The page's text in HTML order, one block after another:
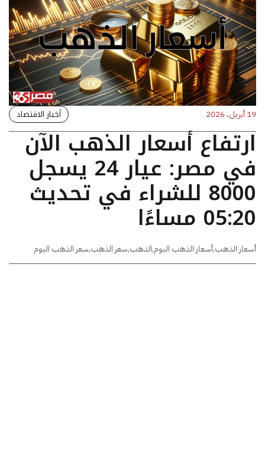
19 أبريل، 2026 أخبار الاقتصاد
ارتفاع أسعار الذهب الآن
في مصر: عيار 24 يسجل
8000 للشراء في تحديث
05:20 مساءًا
أسعار الذهب,أسعار الذهب اليوم,الذهب,سعر الذهب,سعر الذهب اليوم